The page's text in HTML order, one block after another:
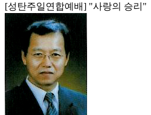
[성탄주일연합예배] "사랑의 승리"